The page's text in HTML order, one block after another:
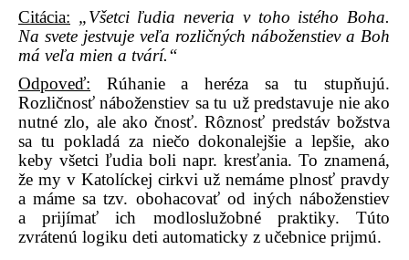
Citácia: „Všetci ľudia neveria v toho istého Boha.
Na svete jestvuje veľa rozličných náboženstiev a Boh
má veľa mien a tvárí.“
Odpoveď: Rúhanie a heréza sa tu stupňujú.
Rozličnosť náboženstiev sa tu už predstavuje nie ako
nutné zlo, ale ako čnosť. Rôznosť predstáv božstva
sa tu pokladá za niečo dokonalejšie a lepšie, ako
keby všetci ľudia boli napr. kresťania. To znamená,
že my v Katolíckej cirkvi už nemáme plnosť pravdy
a máme sa tzv. obohacovať od iných náboženstiev
a prijímať ich modloslužobné praktiky. Túto
zvrátenú logiku deti automaticky z učebnice prijmú.